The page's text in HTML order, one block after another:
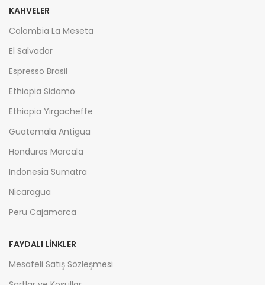
KAHVELER
Colombia La Meseta
El Salvador
Espresso Brasil
Ethiopia Sidamo
Ethiopia Yirgacheffe
Guatemala Antigua
Honduras Marcala
Indonesia Sumatra
Nicaragua
Peru Cajamarca
FAYDALI LİNKLER
Mesafeli Satış Sözleşmesi